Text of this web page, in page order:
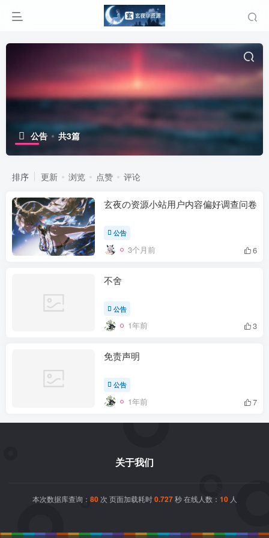
公告 共3篇
排序 更新 浏览 点赞 评论
玄夜の资源小站用户内容偏好调查问卷
公告
3个月前 6
不舍
公告
1年前 3
免责声明
公告
1年前 7
关于我们
本次数据库查询： 80次 页面加载耗时0.727秒 在线人数： 10人